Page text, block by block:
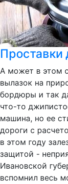
Проставки
А может в этом
вылазок на
бордюры и так
что-то
машина, но ее
дороги с
в этом году
защитой -
Ивановской
вспомнил весь